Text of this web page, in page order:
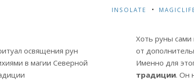
INSOLATE
Хоть руны сами
от
Именно для
традиции. Он